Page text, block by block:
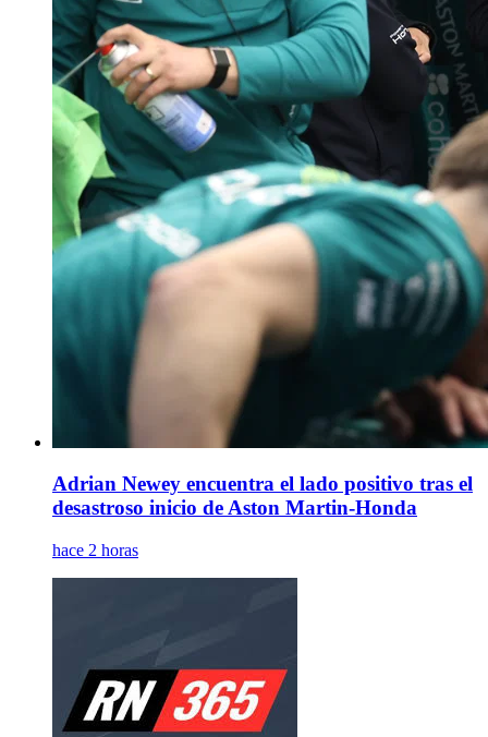
Adrian Newey encuentra el lado positivo tras el
desastroso inicio de Aston Martin-Honda
hace 2 horas